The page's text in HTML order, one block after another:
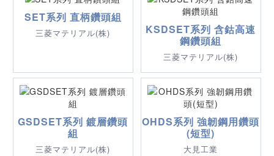
SET系列 直柄鑽頭組
三菱マテリアル(株)
KSDSET系列 含鈷高速
鋼鑽頭組
三菱マテリアル(株)
GSDSET系列 鍍層鑽頭
組
三菱マテリアル(株)
OHDS系列 強韌鋼用鑽頭
(短型)
大見工業